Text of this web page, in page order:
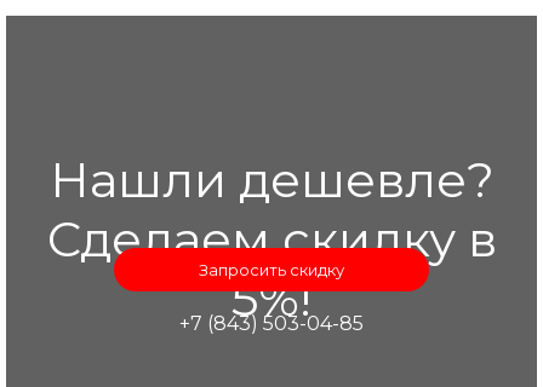
Нашли дешевле?
Сделаем скидку в
5%!
Запросить скидку
+7 (843) 503-04-85